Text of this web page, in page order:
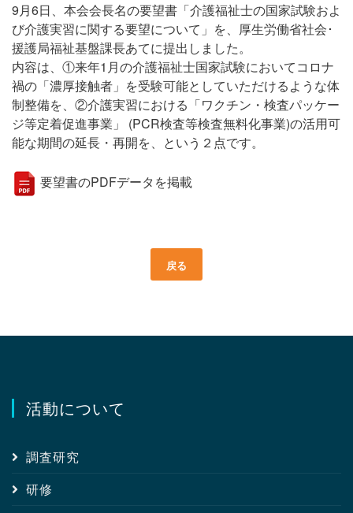
9月6日、本会会長名の要望書「介護福祉士の国家試験およ
び介護実習に関する要望について」を、厚生労働省社会･
援護局福祉基盤課長あてに提出しました。
内容は、①来年1月の介護福祉士国家試験においてコロナ
禍の「濃厚接触者」を受験可能としていただけるような体
制整備を、②介護実習における「ワクチン・検査パッケー
ジ等定着促進事業」 (PCR検査等検査無料化事業)の活用可
能な期間の延長・再開を、という２点です。
要望書のPDFデータを掲載
戻る
活動について
調査研究
研修